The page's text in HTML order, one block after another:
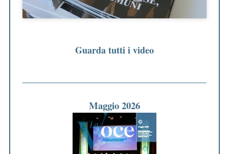
Guarda tutti i video
Maggio 2026